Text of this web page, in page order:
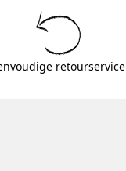
retourservice